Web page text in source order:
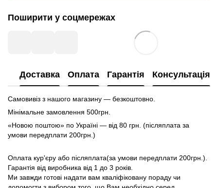
Поширити у соцмережах
Доставка Оплата Гарантія Консультація
Самовивіз з нашого магазину — безкоштовно.
Мінімальне замовлення 500грн.
«Новою поштою» по Україні — від 80 грн. (післяплата за
умови передплати 200грн.)
Оплата кур'єру або післяплата(за умови передплати 200грн.).
Гарантія від виробника від 1 до 3 років.
Ми завжди готові надати вам кваліфіковану пораду чи